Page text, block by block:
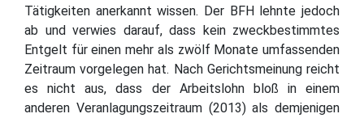
Tätigkeiten anerkannt wissen. Der BFH lehnte jedoch
ab und verwies darauf, dass kein zweckbestimmtes
Entgelt für einen mehr als zwölf Monate umfassenden
Zeitraum vorgelegen hat. Nach Gerichtsmeinung reicht
es nicht aus, dass der Arbeitslohn bloß in einem
anderen Veranlagungszeitraum (2013) als demjenigen